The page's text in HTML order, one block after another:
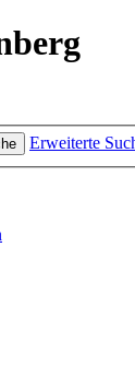
Erweiterte